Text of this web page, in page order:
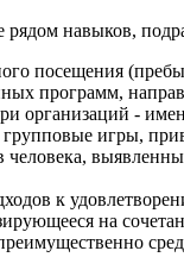
рядом навыков,
посещения
программ,
организаций -
игры,
к
на